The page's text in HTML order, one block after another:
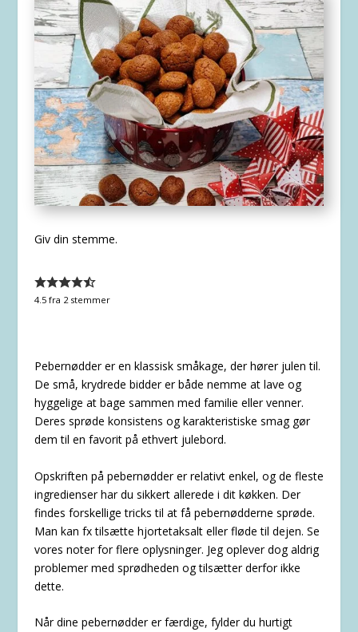
Giv din stemme.
4.5fra 2stemmer
Pebernødder er en klassisk småkage, der hører julen til.
De små, krydrede bidder er både nemme at lave og
hyggelige at bage sammen med familie eller venner.
Deres sprøde konsistens og karakteristiske smag gør
dem til en favorit på ethvert julebord.
Opskriften på pebernødder er relativt enkel, og de fleste
ingredienser har du sikkert allerede i dit køkken. Der
findes forskellige tricks til at få pebernødderne sprøde.
Man kan fx tilsætte hjortetaksalt eller fløde til dejen. Se
vores noter for flere oplysninger. Jeg oplever dog aldrig
problemer med sprødheden og tilsætter derfor ikke
dette.
Når dine pebernødder er færdige, fylder du hurtigt